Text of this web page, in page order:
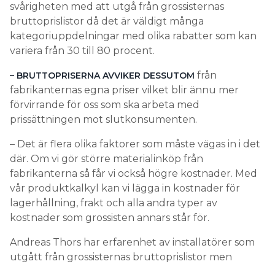
svårigheten med att utgå från grossisternas
bruttoprislistor då det är väldigt många
kategoriuppdelningar med olika rabatter som kan
variera från 30 till 80 procent.
– BRUTTOPRISERNA AVVIKER DESSUTOM från
fabrikanternas egna priser vilket blir ännu mer
förvirrande för oss som ska arbeta med
prissättningen mot slutkonsumenten.
– Det är flera olika faktorer som måste vägas in i det
där. Om vi gör större materialinköp från
fabrikanterna så får vi också högre kostnader. Med
vår produktkalkyl kan vi lägga in kostnader för
lagerhållning, frakt och alla andra typer av
kostnader som grossisten annars står för.
Andreas Thors har erfarenhet av installatörer som
utgått från grossisternas bruttoprislistor men